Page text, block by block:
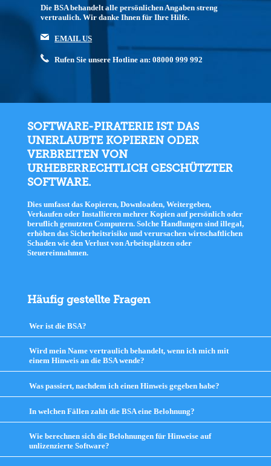
Die BSA behandelt alle persönlichen Angaben streng
vertraulich. Wir danke Ihnen für Ihre Hilfe.
EMAIL US
Rufen Sie unsere Hotline an: 08000 999 992
SOFTWARE-PIRATERIE IST DAS
UNERLAUBTE KOPIEREN ODER
VERBREITEN VON
URHEBERRECHTLICH GESCHÜTZTER
SOFTWARE.
Dies umfasst das Kopieren, Downloaden, Weitergeben,
Verkaufen oder Installieren mehrer Kopien auf persönlich oder
beruflich genutzten Computern. Solche Handlungen sind illegal,
erhöhen das Sicherheitsrisiko und verursachen wirtschaftlichen
Schaden wie den Verlust von Arbeitsplätzen oder
Steuereinnahmen.
Häufig gestellte Fragen
Wer ist die BSA?
to
contents
Wird mein Name vertraulich behandelt, wenn ich mich mit
einem Hinweis an die BSA wende?
to
contents
Was passiert, nachdem ich einen Hinweis gegeben habe?
to
In welchen Fällen zahlt die BSA eine Belohnung?
to
contents
Wie berechnen sich die Belohnungen für Hinweise auf
unlizenzierte Software?
to